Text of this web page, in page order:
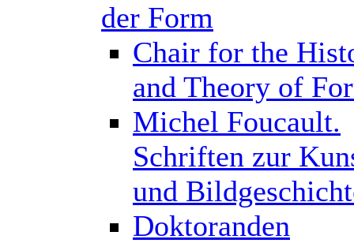
der Form
Chair for the
and Theory of
Michel Foucault.
Schriften zur
und
Doktoranden